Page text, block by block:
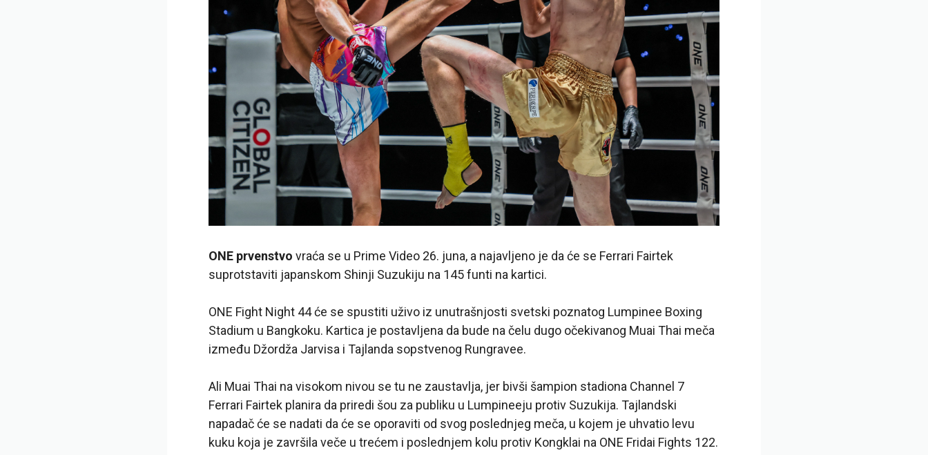
ONE prvenstvo vraća se u Prime Video 26. juna, a najavljeno je da će se Ferrari Fairtek
suprotstaviti japanskom Shinji Suzukiju na 145 funti na kartici.
ONE Fight Night 44 će se spustiti uživo iz unutrašnjosti svetski poznatog Lumpinee Boxing
Stadium u Bangkoku. Kartica je postavljena da bude na čelu dugo očekivanog Muai Thai meča
između Džordža Jarvisa i Tajlanda sopstvenog Rungravee.
Ali Muai Thai na visokom nivou se tu ne zaustavlja, jer bivši šampion stadiona Channel 7
Ferrari Fairtek planira da priredi šou za publiku u Lumpineeju protiv Suzukija. Tajlandski
napadač će se nadati da će se oporaviti od svog poslednjeg meča, u kojem je uhvatio levu
kuku koja je završila veče u trećem i poslednjem kolu protiv Kongklai na ONE Fridai Fights 122.